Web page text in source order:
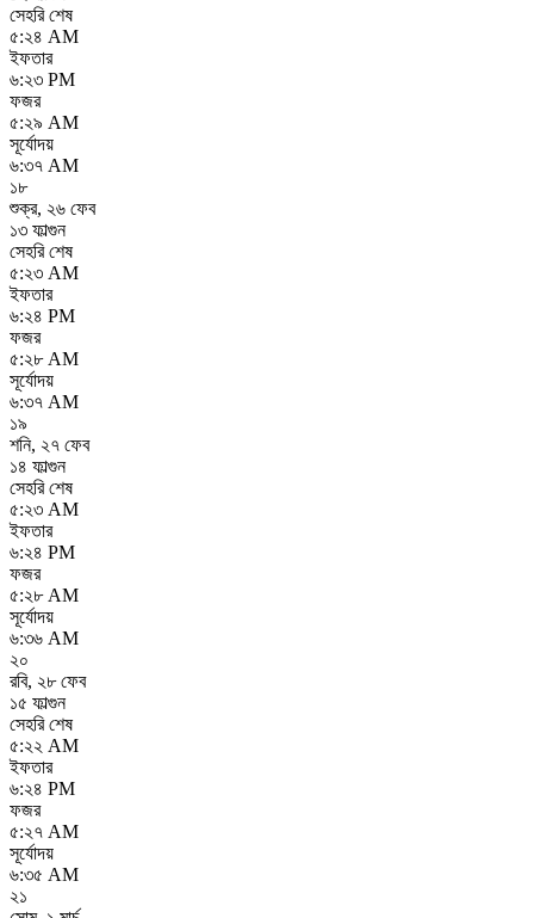
সেহরি শেষ
৫:২৪ AM
ইফতার
৬:২৩ PM
ফজর
৫:২৯ AM
সূর্যোদয়
৬:৩৭ AM
১৮
শুক্র, ২৬ ফেব
১৩ ফাল্গুন
সেহরি শেষ
৫:২৩ AM
ইফতার
৬:২৪ PM
ফজর
৫:২৮ AM
সূর্যোদয়
৬:৩৭ AM
১৯
শনি, ২৭ ফেব
১৪ ফাল্গুন
সেহরি শেষ
৫:২৩ AM
ইফতার
৬:২৪ PM
ফজর
৫:২৮ AM
সূর্যোদয়
৬:৩৬ AM
২০
রবি, ২৮ ফেব
১৫ ফাল্গুন
সেহরি শেষ
৫:২২ AM
ইফতার
৬:২৪ PM
ফজর
৫:২৭ AM
সূর্যোদয়
৬:৩৫ AM
২১